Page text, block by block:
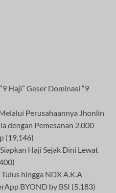
Haji” Geser Dominasi “9
Perusahaannya Jhonlin
dengan Pemesanan 2.000
(19,146)
Haji Sejak Dini Lewat
hingga NDX A.K.A
BYOND by BSI (5,183)